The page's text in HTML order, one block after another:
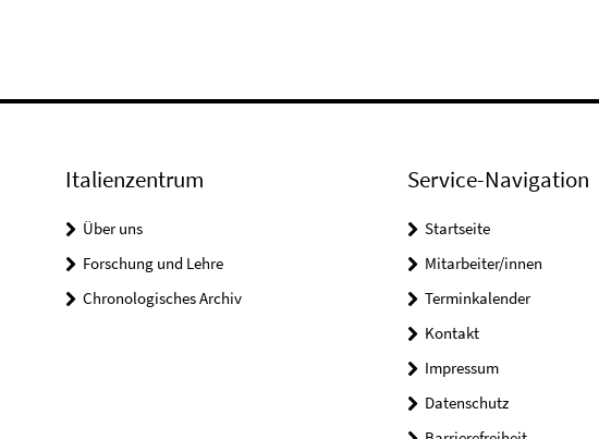
Italienzentrum
Über uns
Forschung und Lehre
Chronologisches Archiv
Service-Navigation
Startseite
Mitarbeiter/innen
Terminkalender
Kontakt
Impressum
Datenschutz